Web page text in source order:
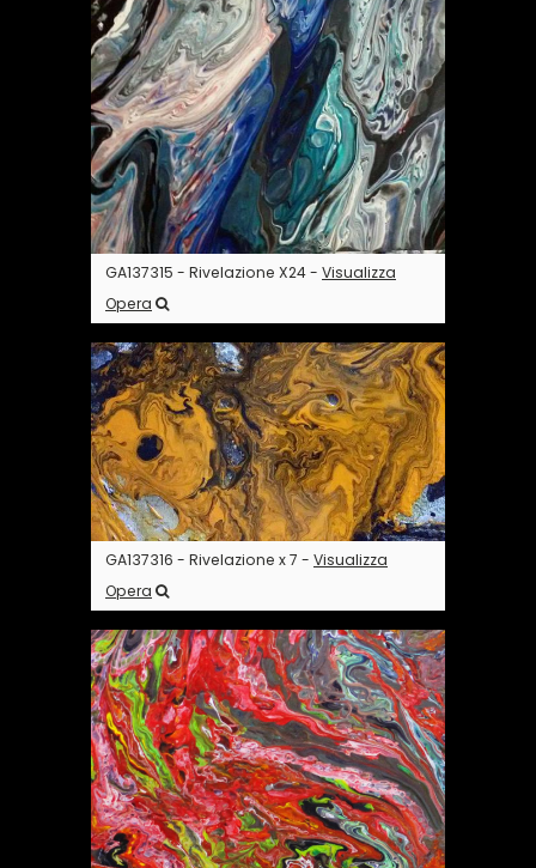
GA137315 - Rivelazione X24 - Visualizza
Opera
GA137316 - Rivelazione x 7 - Visualizza
Opera